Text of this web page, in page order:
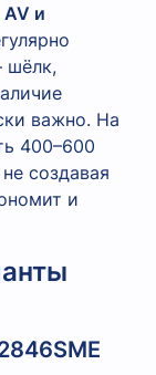
и
шёлк,
важно. На
400–600
создавая
и